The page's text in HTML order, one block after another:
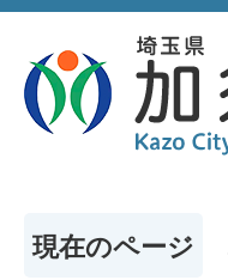
現在のページ